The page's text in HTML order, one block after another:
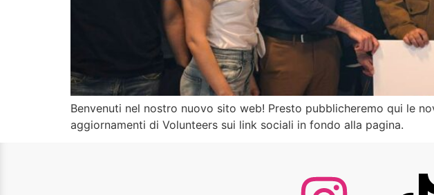
Benvenuti nel nostro nuovo sito web! Presto pubblicheremo qui le
aggiornamenti di Volunteers sui link sociali in fondo alla pagina.